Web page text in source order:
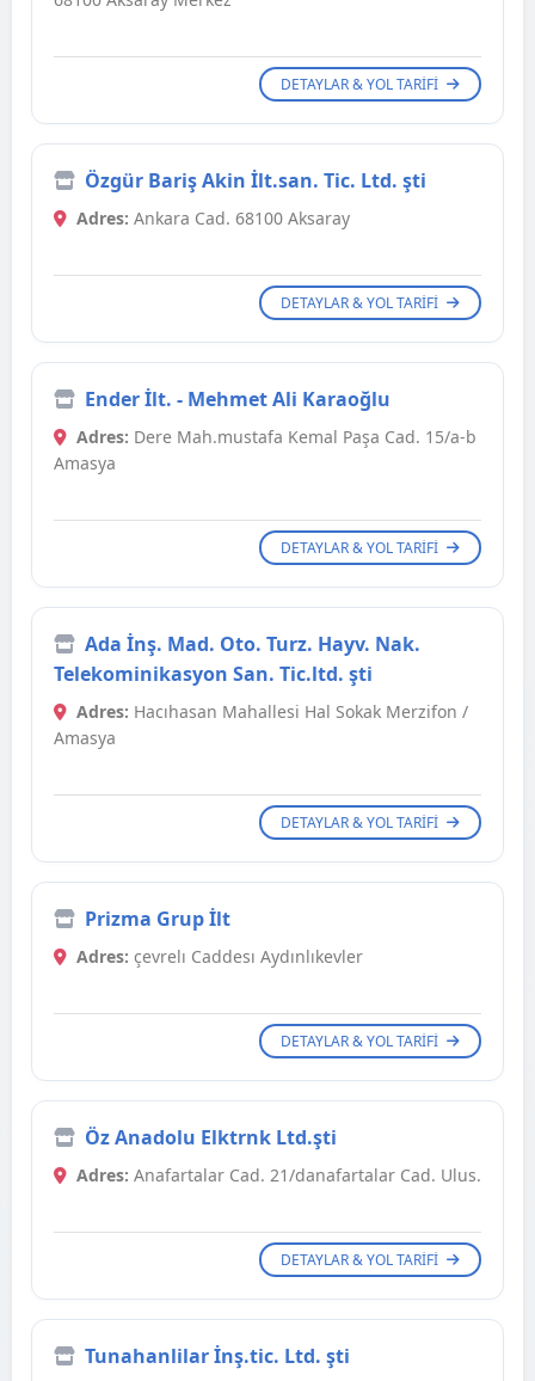
DETAYLAR & YOL TARIFI
Özgür Bariş Akin İlt.san. Tic. Ltd. şti
Adres: Ankara Cad. 68100 Aksaray
DETAYLAR & YOL TARIFI
Ender İlt. - Mehmet Ali Karaoğlu
Adres: Dere Mah.mustafa Kemal Paşa Cad. 15/a-b
Amasya
DETAYLAR & YOL TARIFI
Ada İnş. Mad. Oto. Turz. Hayv. Nak.
Telekominikasyon San. Tic.ltd. şti
Adres: Hacıhasan Mahallesi Hal Sokak Merzifon /
Amasya
DETAYLAR & YOL TARIFI
Prizma Grup İlt
Adres: çevrelı Caddesı Aydınlıkevler
DETAYLAR & YOL TARIFI
Öz Anadolu Elktrnk Ltd.şti
Adres: Anafartalar Cad. 21/danafartalar Cad. Ulus.
DETAYLAR & YOL TARIFI
Tunahanlilar İnş.tic. Ltd. şti